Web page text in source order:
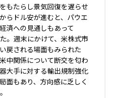
もたらし景気回復を遅らせ
らドル安が進むと、パウエ
済への見通しもあって
。週末にかけて、米株式市
戻される場面もみられた
中関係について断交を匂わ
大手に対する輸出規制強化
面もあり、方向感に乏しく